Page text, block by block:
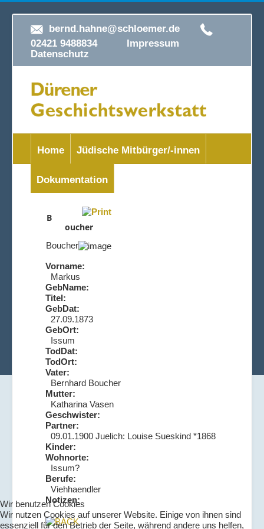
bernd.hahne@schloemer.de
02421 9488834 Impressum
Datenschutz
Home Jüdische Mitbürger/-innen
Dokumentation
B
oucher
Boucher
Vorname:
Markus
GebName:
Titel:
GebDat:
27.09.1873
GebOrt:
Issum
TodDat:
TodOrt:
Vater:
Bernhard Boucher
Mutter:
Katharina Vasen
Geschwister:
Partner:
09.01.1900 Juelich: Louise Sueskind *1868
Kinder:
Wohnorte:
Issum?
Berufe:
Viehhaendler
Notizen:
Wir benutzen Cookies
Wir nutzen Cookies auf unserer Website. Einige von ihnen sind
essenziell für den Betrieb der Seite, während andere uns helfen,